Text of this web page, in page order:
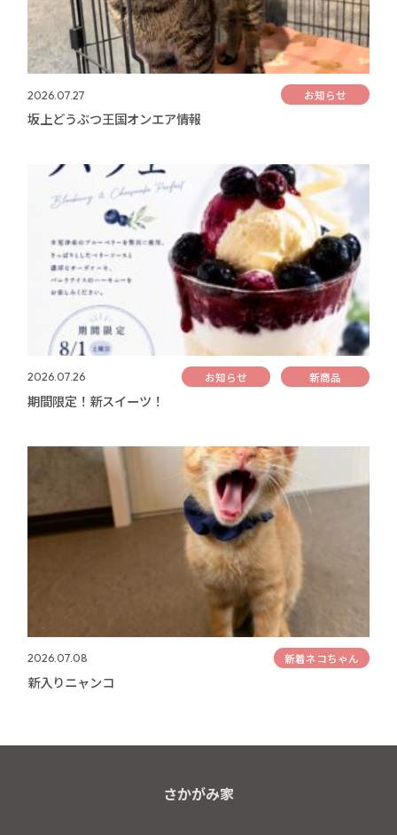
2026.07.27 お知らせ
坂上どうぶつ王国オンエア情報
2026.07.26 お知らせ 新商品
期間限定！新スイーツ！
2026.07.08 新着ネコちゃん
新入りニャンコ
さかがみ家